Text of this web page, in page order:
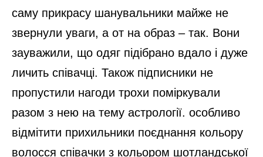
саму прикрасу шанувальники майже не
звернули уваги, а от на образ – так. Вони
зауважили, що одяг підібрано вдало і дуже
личить співачці. Також підписники не
пропустили нагоди трохи поміркували
разом з нею на тему астрології. особливо
відмітити прихильники поєднання кольору
волосся співачки з кольором шотландської